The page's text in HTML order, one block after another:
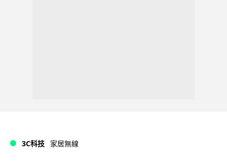
3C科技 家居無線